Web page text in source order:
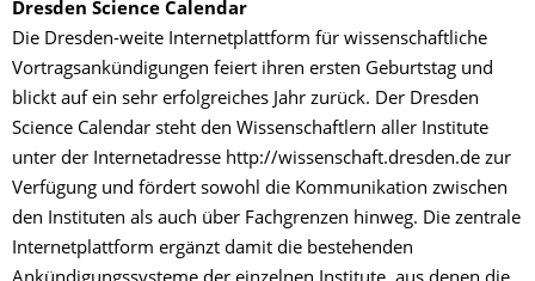
Dresden Science Calendar
Die Dresden-weite Internetplattform für wissenschaftliche
Vortragsankündigungen feiert ihren ersten Geburtstag und
blickt auf ein sehr erfolgreiches Jahr zurück. Der Dresden
Science Calendar steht den Wissenschaftlern aller Institute
unter der Internetadresse http://wissenschaft.dresden.de zur
Verfügung und fördert sowohl die Kommunikation zwischen
den Instituten als auch über Fachgrenzen hinweg. Die zentrale
Internetplattform ergänzt damit die bestehenden